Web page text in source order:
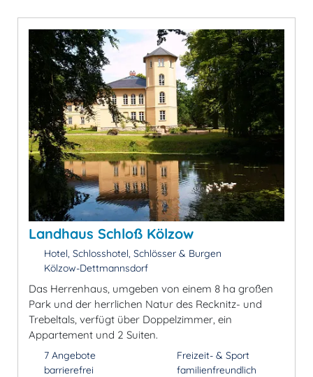
Landhaus Schloß Kölzow
Hotel, Schlosshotel, Schlösser & Burgen
Kölzow-Dettmannsdorf
Das Herrenhaus, umgeben von einem 8 ha großen
Park und der herrlichen Natur des Recknitz- und
Trebeltals, verfügt über Doppelzimmer, ein
Appartement und 2 Suiten.
7 Angebote
barrierefrei
Freizeit- & Sport
familienfreundlich